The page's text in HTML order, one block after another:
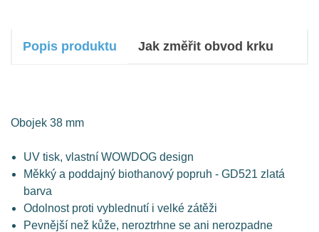
Popis produktu Jak změřit obvod krku
Obojek 38 mm
UV tisk, vlastní WOWDOG design
Měkký a poddajný biothanový popruh - GD521 zlatá
barva
Odolnost proti vyblednutí i velké zátěži
Pevnější než kůže, neroztrhne se ani nerozpadne